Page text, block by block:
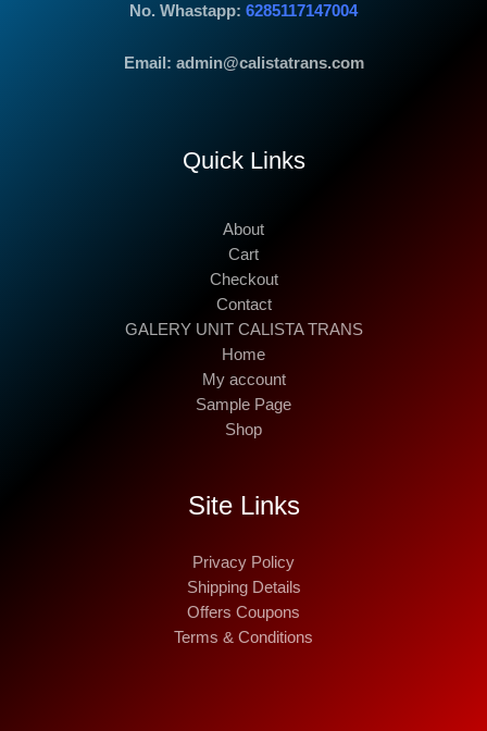
No. Whastapp: 6285117147004
Email: admin@calistatrans.com
Quick Links
About
Cart
Checkout
Contact
GALERY UNIT CALISTA TRANS
Home
My account
Sample Page
Shop
Site Links
Privacy Policy
Shipping Details
Offers Coupons
Terms & Conditions